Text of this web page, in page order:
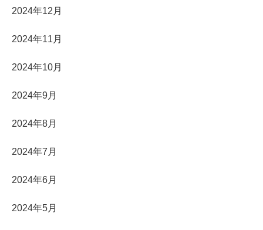
2024年12月
2024年11月
2024年10月
2024年9月
2024年8月
2024年7月
2024年6月
2024年5月